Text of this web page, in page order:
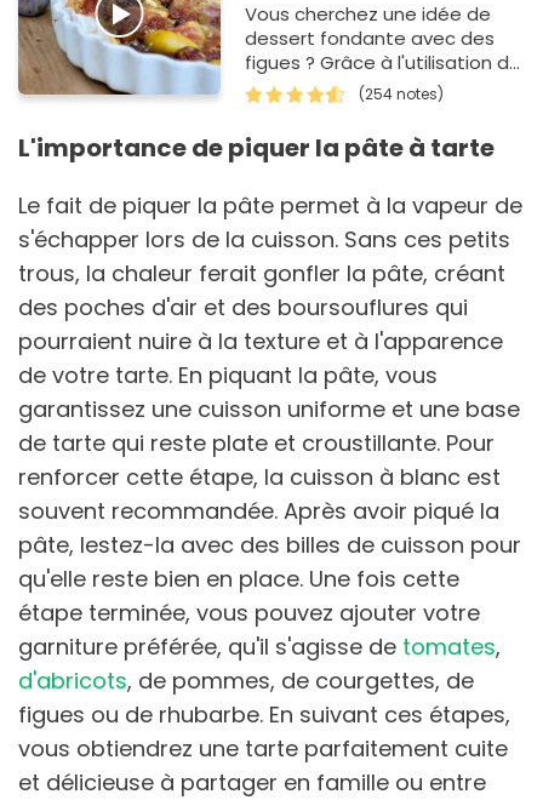
Vous cherchez une idée de
dessert fondante avec des
figues ? Grâce à l'utilisation de
la pâte feuilletée (du
commerce ou faite…
(254 notes)
L'importance de piquer la pâte à tarte
Le fait de piquer la pâte permet à la vapeur de
s'échapper lors de la cuisson. Sans ces petits
trous, la chaleur ferait gonfler la pâte, créant
des poches d'air et des boursouflures qui
pourraient nuire à la texture et à l'apparence
de votre tarte. En piquant la pâte, vous
garantissez une cuisson uniforme et une base
de tarte qui reste plate et croustillante. Pour
renforcer cette étape, la cuisson à blanc est
souvent recommandée. Après avoir piqué la
pâte, lestez-la avec des billes de cuisson pour
qu'elle reste bien en place. Une fois cette
étape terminée, vous pouvez ajouter votre
garniture préférée, qu'il s'agisse de tomates,
d'abricots, de pommes, de courgettes, de
figues ou de rhubarbe. En suivant ces étapes,
vous obtiendrez une tarte parfaitement cuite
et délicieuse à partager en famille ou entre